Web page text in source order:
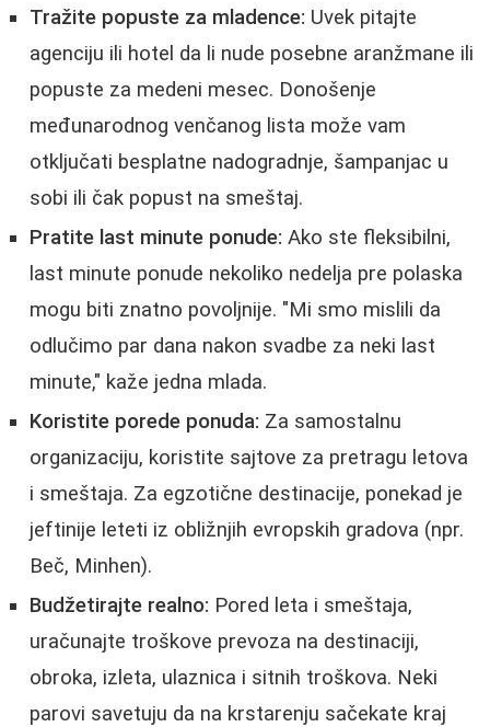
Tražite popuste za mladence: Uvek pitajte
agenciju ili hotel da li nude posebne aranžmane ili
popuste za medeni mesec. Donošenje
međunarodnog venčanog lista može vam
otključati besplatne nadogradnje, šampanjac u
sobi ili čak popust na smeštaj.
Pratite last minute ponude: Ako ste fleksibilni,
last minute ponude nekoliko nedelja pre polaska
mogu biti znatno povoljnije. "Mi smo mislili da
odlučimo par dana nakon svadbe za neki last
minute," kaže jedna mlada.
Koristite porede ponuda: Za samostalnu
organizaciju, koristite sajtove za pretragu letova
i smeštaja. Za egzotične destinacije, ponekad je
jeftinije leteti iz obližnjih evropskih gradova (npr.
Beč, Minhen).
Budžetirajte realno: Pored leta i smeštaja,
uračunajte troškove prevoza na destinaciji,
obroka, izleta, ulaznica i sitnih troškova. Neki
parovi savetuju da na krstarenju sačekate kraj